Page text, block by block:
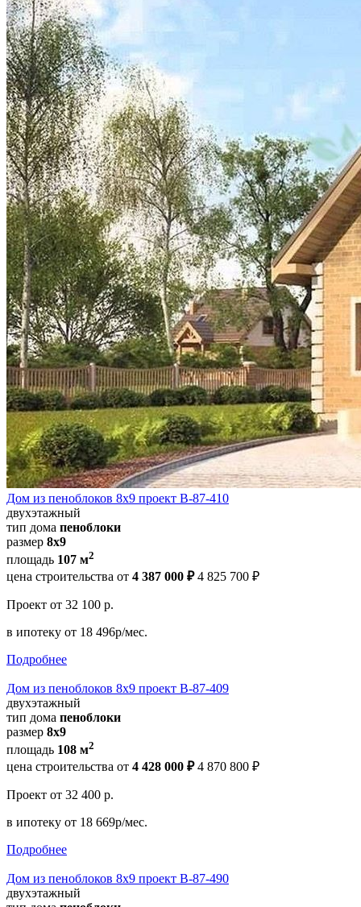
Дом из пеноблоков 8х9 проект В-87-410
двухэтажный
тип дома пеноблоки
размер 8х9
площадь 107 м2
цена строительства от 4 387 000 ₽ 4 825 700 ₽
Проект от 32 100 р.
в ипотеку от 18 496р/мес.
Подробнее
Дом из пеноблоков 8х9 проект В-87-409
двухэтажный
тип дома пеноблоки
размер 8х9
площадь 108 м2
цена строительства от 4 428 000 ₽ 4 870 800 ₽
Проект от 32 400 р.
в ипотеку от 18 669р/мес.
Подробнее
Дом из пеноблоков 8х9 проект В-87-490
двухэтажный